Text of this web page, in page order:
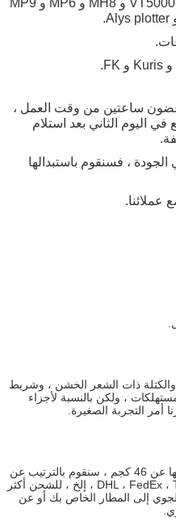
غضون ساعتين من وقت العمل ،
اليوم الثاني بعد استلام
، فسنقوم باستبدالها
عملائنا.
ذات الشعر الخشن ، وشريط
، ولكن بالنسبة لأجزاء
أمر التجربة الصغيرة.
بالنسبة للشحنات الصغيرة التي يقل وزنها عن 46 كجم ، سنقوم بالترتيب عن
طريق خدمة البريد السريع: DHL ، FedEx ، TNT ، UPS ، إلخ ، للشحن أكثر
إلى المطار الخاص بك أو عن